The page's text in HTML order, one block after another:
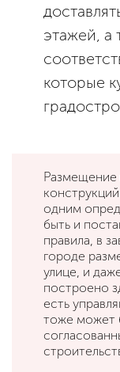
этажей, а
которые
одним
быть и
правила, в
городе
улице, и
построено
есть
тоже может